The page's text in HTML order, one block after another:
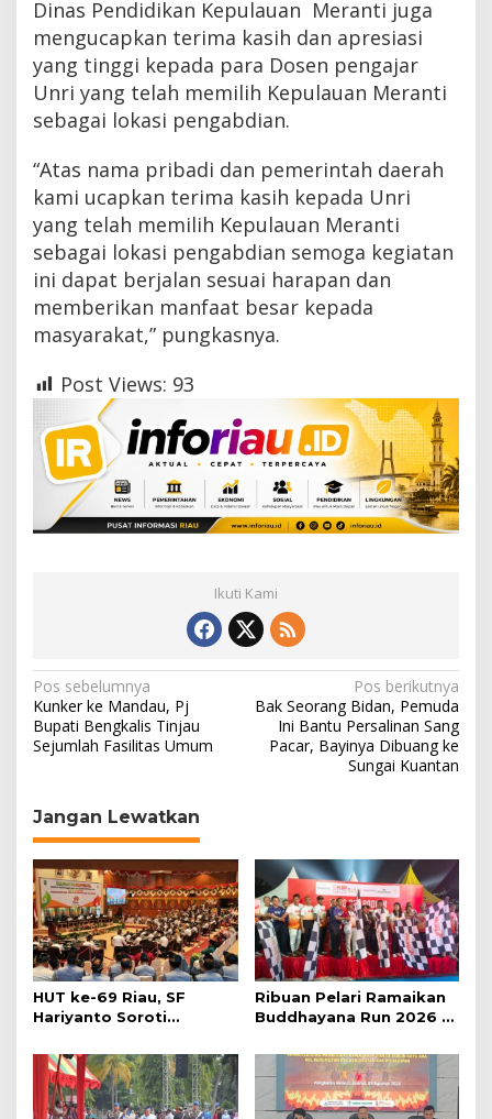
Dinas Pendidikan Kepulauan Meranti juga
mengucapkan terima kasih dan apresiasi
yang tinggi kepada para Dosen pengajar
Unri yang telah memilih Kepulauan Meranti
sebagai lokasi pengabdian.
“Atas nama pribadi dan pemerintah daerah
kami ucapkan terima kasih kepada Unri
yang telah memilih Kepulauan Meranti
sebagai lokasi pengabdian semoga kegiatan
ini dapat berjalan sesuai harapan dan
memberikan manfaat besar kepada
masyarakat,” pungkasnya.
Post Views: 93
Ikuti Kami
N
a
v
g
a
s
i
p
o
s
Pos sebelumnya
Kunker ke Mandau, Pj
Bupati Bengkalis Tinjau
Sejumlah Fasilitas Umum
Pos berikutnya
Bak Seorang Bidan, Pemuda
Ini Bantu Persalinan Sang
Pacar, Bayinya Dibuang ke
Sungai Kuantan
Jangan Lewatkan
HUT ke-69 Riau, SF
Hariyanto Soroti
Kemiskinan
Ribuan Pelari Ramaikan
Buddhayana Run 2026 di